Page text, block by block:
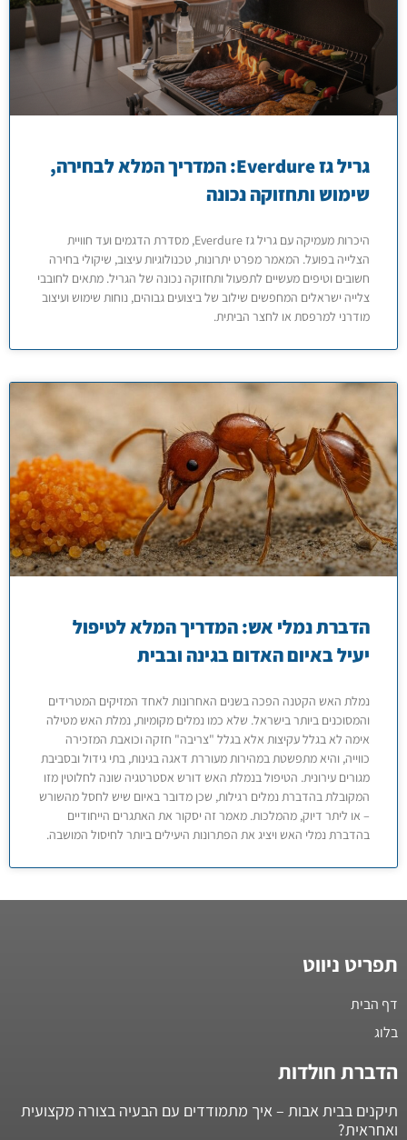
גריל גז Everdure: המדריך המלא לבחירה,
שימוש ותחזוקה נכונה
היכרות מעמיקה עם גריל גז Everdure, מסדרת הדגמים ועד חוויית
הצלייה בפועל. המאמר מפרט יתרונות, טכנולוגיות עיצוב, שיקולי בחירה
חשובים וטיפים מעשיים לתפעול ותחזוקה נכונה של הגריל. מתאים לחובבי
צלייה ישראלים המחפשים שילוב של ביצועים גבוהים, נוחות שימוש ועיצוב
מודרני למרפסת או לחצר הביתית.
הדברת נמלי אש: המדריך המלא לטיפול
יעיל באיום האדום בגינה ובבית
נמלת האש הקטנה הפכה בשנים האחרונות לאחד המזיקים המטרידים
והמסוכנים ביותר בישראל. שלא כמו נמלים מקומיות, נמלת האש מטילה
אימה לא בגלל עקיצות אלא בגלל "צריבה" חזקה וכואבת המזכירה
כווייה, והיא מתפשטת במהירות מעוררת דאגה בגינות, בתי גידול ובסביבת
מגורים עירונית. הטיפול בנמלת האש דורש אסטרטגיה שונה לחלוטין מזו
המקובלת בהדברת נמלים רגילות, שכן מדובר באיום שיש לחסל מהשורש
– או ליתר דיוק, מהמלכות. מאמר זה יסקור את האתגרים הייחודיים
בהדברת נמלי האש ויציג את הפתרונות היעילים ביותר לחיסול המושבה.
תפריט ניווט
דף הבית
בלוג
הדברת חולדות
תיקנים בבית אבות – איך מתמודדים עם הבעיה בצורה מקצועית
ואחראית?